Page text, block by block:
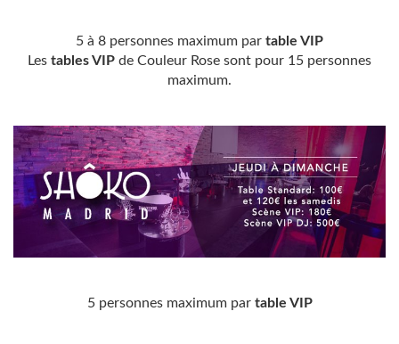
5 à 8 personnes maximum par table VIP
Les tables VIP de Couleur Rose sont pour 15 personnes
maximum.
5 personnes maximum par table VIP